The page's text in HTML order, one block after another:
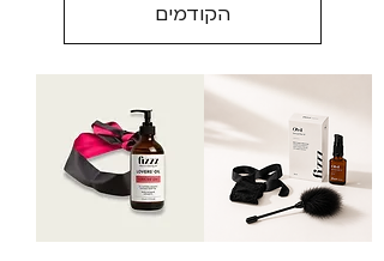
ומשחק.
הקודמים